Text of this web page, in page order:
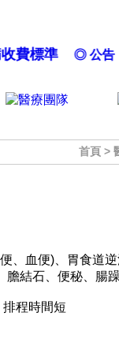
費標準 ◎ 公
首頁 >
、血便)、胃食道
膽結石、便秘、腸
程時間短